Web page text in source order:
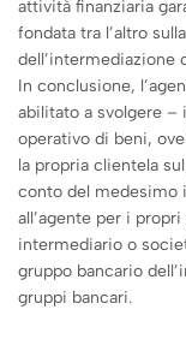
attività finanziaria
fondata tra l’altro
dell’intermediazione
In conclusione,
abilitato a svolgere –
operativo di beni,
la propria clientela
conto del medesimo
all’agente per i
intermediario o
gruppo bancario
gruppi bancari.